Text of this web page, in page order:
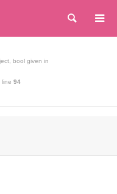
検索
bool given in
line 94